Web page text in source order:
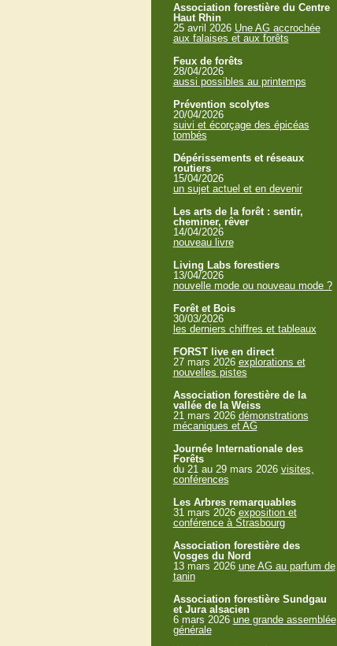
Association forestière du Centre
Haut Rhin
25 avril 2026 Une AG accrochée
aux falaises et aux forêts
Feux de forêts
28/04/2026
aussi possibles au printemps
Prévention scolytes
20/04/2026
suivi et écorçage des épicéas
tombés
Dépérissements et réseaux
routiers
15/04/2026
un sujet actuel et en devenir
Les arts de la forêt : sentir,
cheminer, rêver
14/04/2026
nouveau livre
Living Labs forestiers
13/04/2026
nouvelle mode ou nouveau mode ?
Forêt et Bois
30/03/2026
les derniers chiffres et tableaux
FORST live en direct
27 mars 2026 explorations et
nouvelles pistes
Association forestière de la
vallée de la Weiss
21 mars 2026 démonstrations
mécaniques et AG
Journée Internationale des
Forêts
du 21 au 29 mars 2026 visites,
conférences
Les Arbres remarquables
31 mars 2026 exposition et
conférence à Strasbourg
Association forestière des
Vosges du Nord
13 mars 2026 une AG au parfum de
tanin
Association forestière Sundgau
et Jura alsacien
6 mars 2026 une grande assemblée
générale